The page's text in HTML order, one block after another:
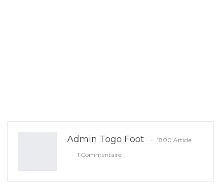
Admin Togo Foot
1800 Article
1 Commentaire